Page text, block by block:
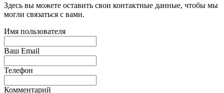
Здесь вы можете оставить свои контактные данные, чтобы мы
могли связаться с вами.
Имя пользователя
Ваш Email
Телефон
Комментарий